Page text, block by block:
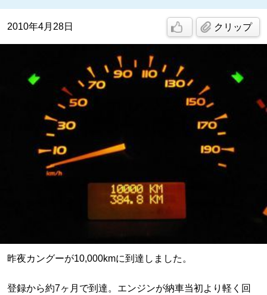
2010年4月28日 クリップ
昨夜カングーが10,000kmに到達しました。
登録から約7ヶ月で到達。エンジンが納車当初より軽く回